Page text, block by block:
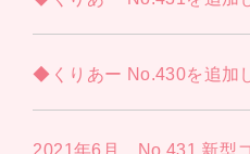
◆くりあー No.430を追加
2021年6月 No.431 新型